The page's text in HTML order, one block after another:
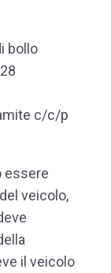
bollo
c/c/p
essere
veicolo,
il veicolo